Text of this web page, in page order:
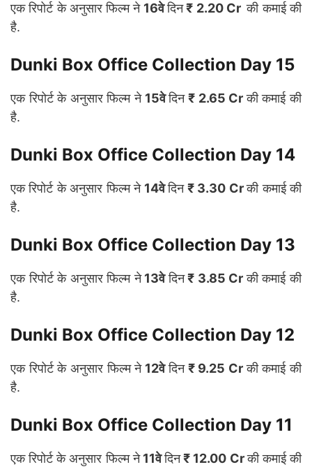
एक रिपोर्ट के अनुसार फिल्म ने16वेदिन₹ 2.20 Crकी कमाई की
है.
Dunki Box Office Collection Day 15
एक रिपोर्ट के अनुसार फिल्म ने15वेदिन₹ 2.65 Crकी कमाई की
है.
Dunki Box Office Collection Day 14
एक रिपोर्ट के अनुसार फिल्म ने14वेदिन₹ 3.30 Crकी कमाई की
है.
Dunki Box Office Collection Day 13
एक रिपोर्ट के अनुसार फिल्म ने13वेदिन₹ 3.85 Crकी कमाई की
है.
Dunki Box Office Collection Day 12
एक रिपोर्ट के अनुसार फिल्म ने12वेदिन₹ 9.25 Crकी कमाई की
है.
Dunki Box Office Collection Day 11
एक रिपोर्ट के अनुसार फिल्म ने11वेदिन₹ 12.00 Crकी कमाई की